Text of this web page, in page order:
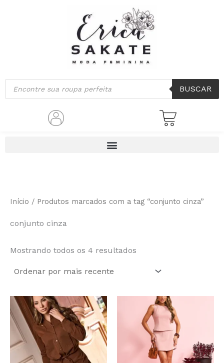
Pesquisar
produtos
BUSCAR
Início / Produtos marcados com a tag “conjunto cinza”
conjunto cinza
Mostrando todos os 4 resultados
por
mais
recente